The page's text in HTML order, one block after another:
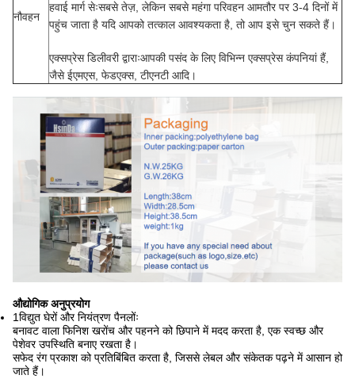
नौवहन
हवाई मार्ग सेःसबसे तेज़, लेकिन सबसे महंगा परिवहन आमतौर पर 3-4 दिनों में
पहुंच जाता है यदि आपको तत्काल आवश्यकता है, तो आप इसे चुन सकते हैं।
एक्सप्रेस डिलीवरी द्वाराःआपकी पसंद के लिए विभिन्न एक्सप्रेस कंपनियां हैं,
जैसे ईएमएस, फेडएक्स, टीएनटी आदि।
औद्योगिक अनुप्रयोग
1विद्युत घेरों और नियंत्रण पैनलोंः
बनावट वाला फिनिश खरोंच और पहनने को छिपाने में मदद करता है, एक स्वच्छ और
पेशेवर उपस्थिति बनाए रखता है।
सफेद रंग प्रकाश को प्रतिबिंबित करता है, जिससे लेबल और संकेतक पढ़ने में आसान हो
जाते हैं।